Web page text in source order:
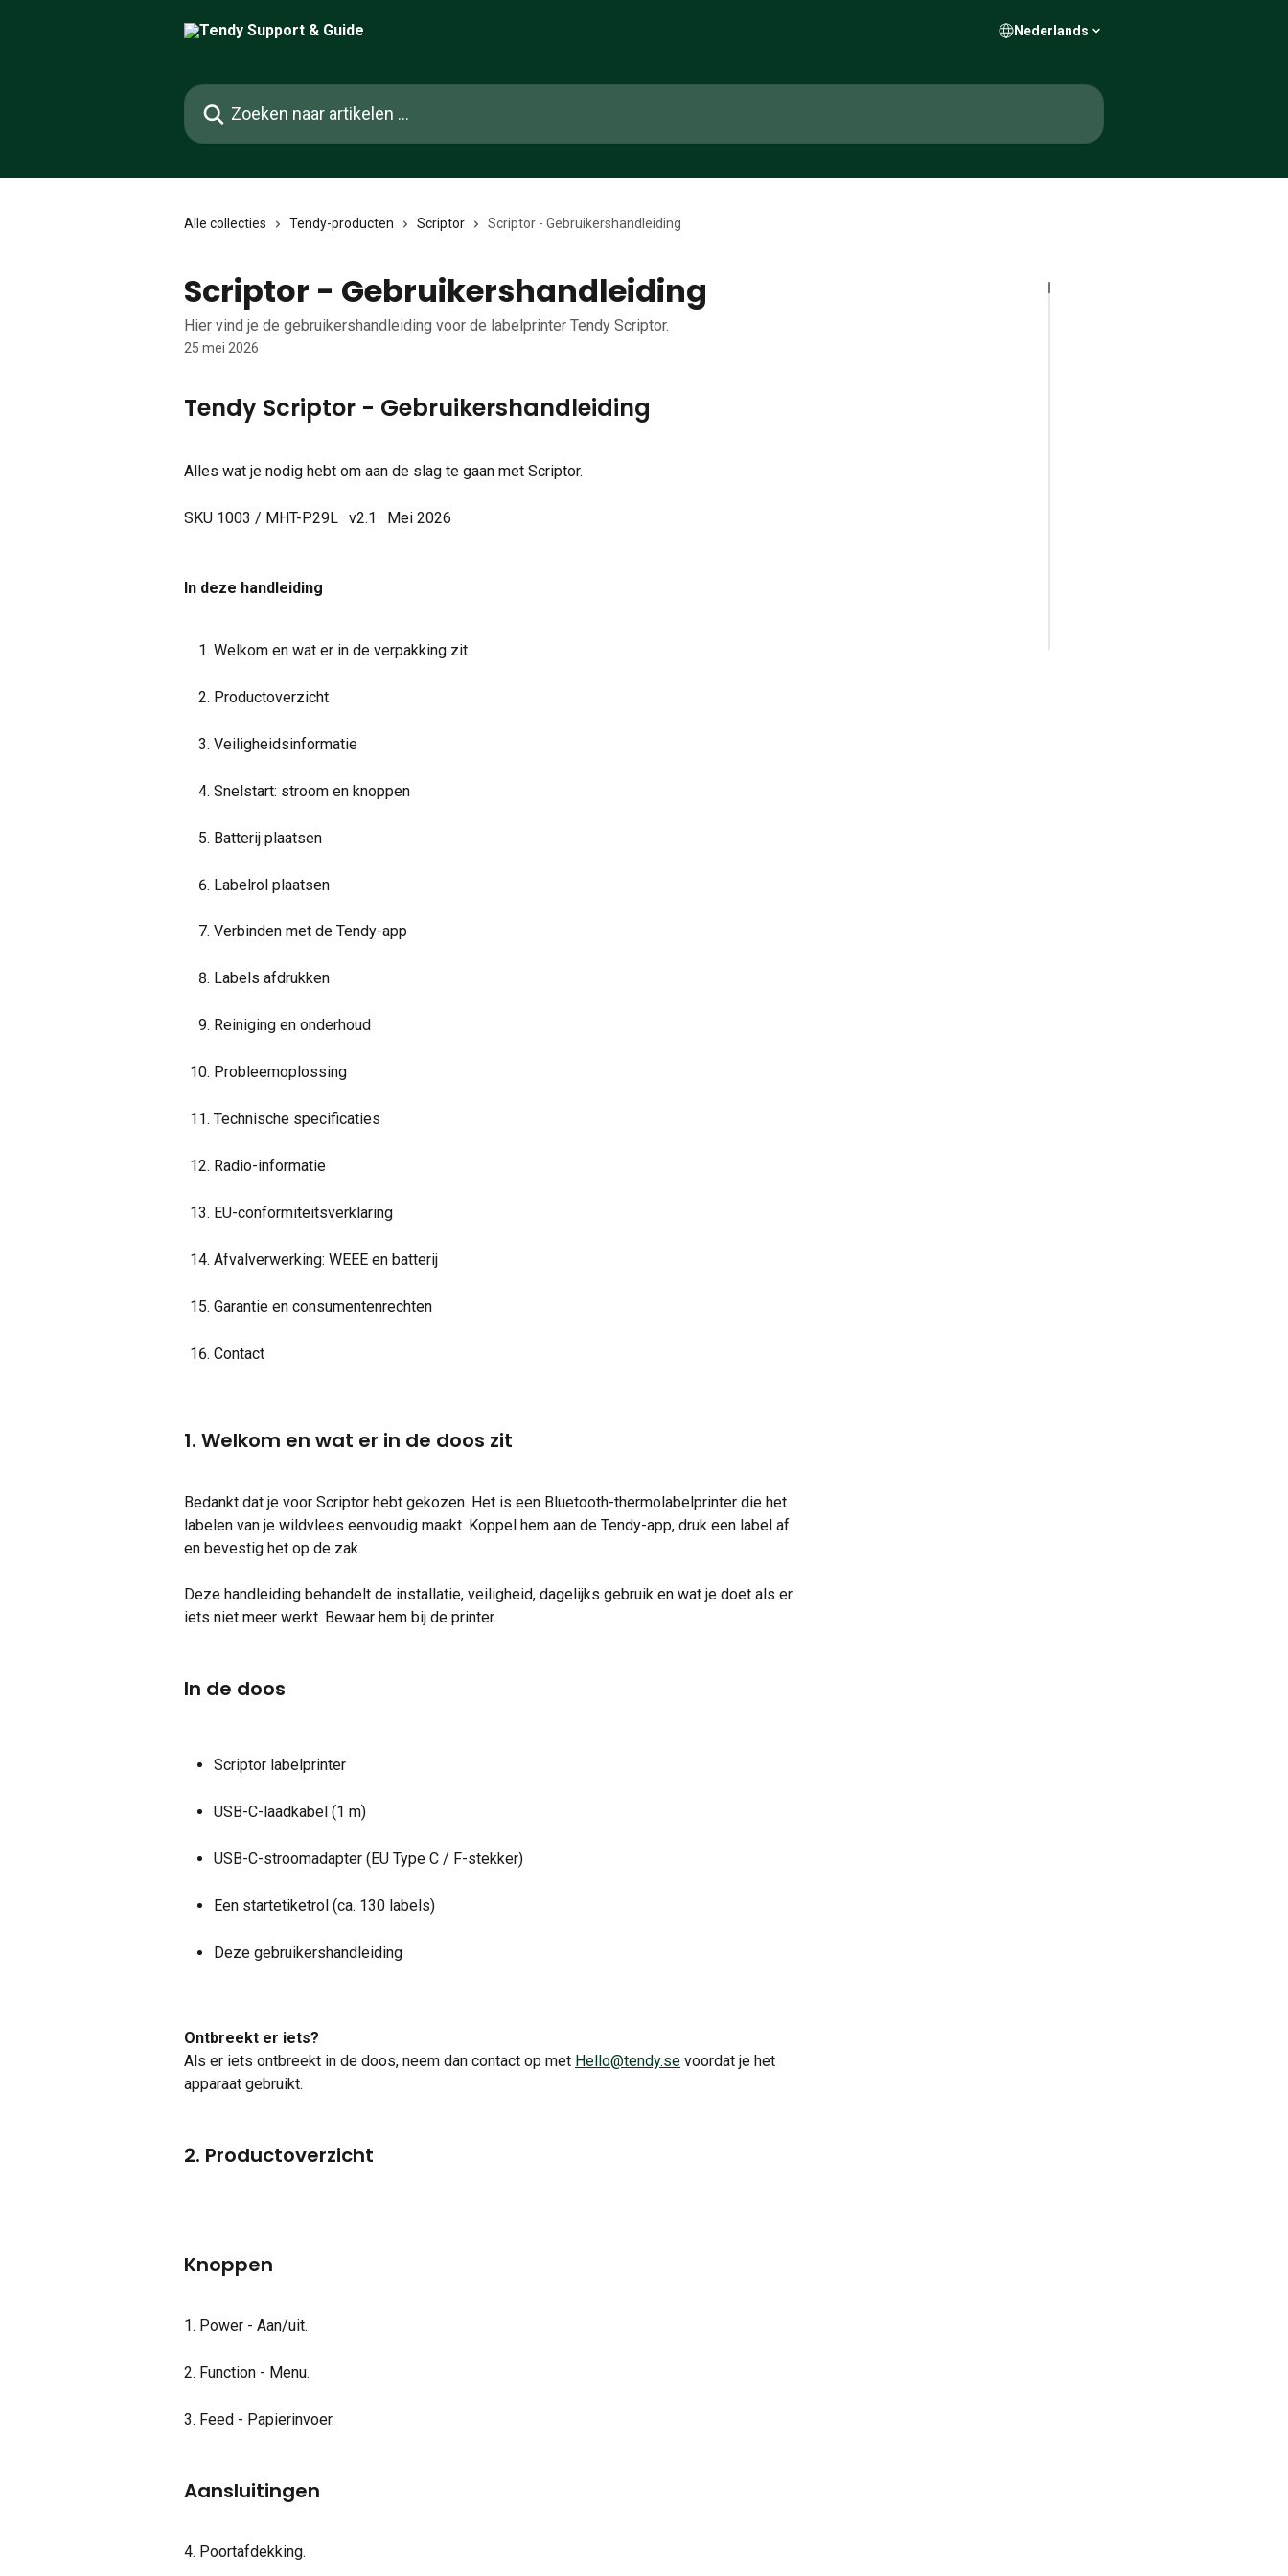
Nederlands
Zoeken naar artikelen ...
Alle collecties Tendy-producten Scriptor Scriptor - Gebruikershandleiding
Scriptor - Gebruikershandleiding
Hier vind je de gebruikershandleiding voor de labelprinter Tendy Scriptor.
25 mei 2026
Tendy Scriptor - Gebruikershandleiding
Alles wat je nodig hebt om aan de slag te gaan met Scriptor.
SKU 1003 / MHT-P29L · v2.1 · Mei 2026
In deze handleiding
Welkom en wat er in de verpakking zit
Productoverzicht
Veiligheidsinformatie
Snelstart: stroom en knoppen
Batterij plaatsen
Labelrol plaatsen
Verbinden met de Tendy-app
Labels afdrukken
Reiniging en onderhoud
Probleemoplossing
Technische specificaties
Radio-informatie
EU-conformiteitsverklaring
Afvalverwerking: WEEE en batterij
Garantie en consumentenrechten
Contact
1. Welkom en wat er in de doos zit
Bedankt dat je voor Scriptor hebt gekozen. Het is een Bluetooth-thermolabelprinter die het
labelen van je wildvlees eenvoudig maakt. Koppel hem aan de Tendy-app, druk een label af
en bevestig het op de zak.
Deze handleiding behandelt de installatie, veiligheid, dagelijks gebruik en wat je doet als er
iets niet meer werkt. Bewaar hem bij de printer.
In de doos
Scriptor labelprinter
USB-C-laadkabel (1 m)
USB-C-stroomadapter (EU Type C / F-stekker)
Een startetiketrol (ca. 130 labels)
Deze gebruikershandleiding
Ontbreekt er iets?
Als er iets ontbreekt in de doos, neem dan contact op met Hello@tendy.se voordat je het
apparaat gebruikt.
2. Productoverzicht
Knoppen
1. Power - Aan/uit.
2. Function - Menu.
3. Feed - Papierinvoer.
Aansluitingen
4. Poortafdekking.